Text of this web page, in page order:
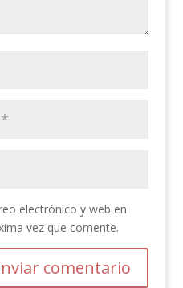
electrónico y web en
vez que comente.